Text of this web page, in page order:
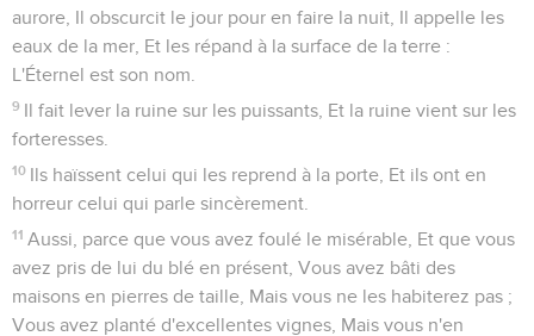
aurore, Il obscurcit le jour pour en faire la nuit, Il appelle les
eaux de la mer, Et les répand à la surface de la terre :
L'Éternel est son nom.
9 Il fait lever la ruine sur les puissants, Et la ruine vient sur les
forteresses.
10 Ils haïssent celui qui les reprend à la porte, Et ils ont en
horreur celui qui parle sincèrement.
11 Aussi, parce que vous avez foulé le misérable, Et que vous
avez pris de lui du blé en présent, Vous avez bâti des
maisons en pierres de taille, Mais vous ne les habiterez pas ;
Vous avez planté d'excellentes vignes, Mais vous n'en